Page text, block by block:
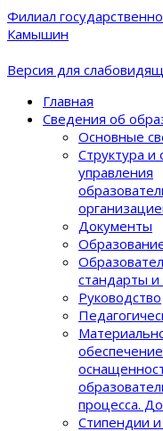
Филиал
Камышин
Версия для
Главная
Сведения об
Основные
Структура и
управления
Документы
стандарты
Руководство
процеcса.
Стипендии